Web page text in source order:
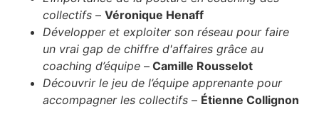
collectifs – Véronique Henaff
Développer et exploiter son réseau pour faire
un vrai gap de chiffre d'affaires grâce au
coaching d’équipe – Camille Rousselot
Découvrir le jeu de l’équipe apprenante pour
accompagner les collectifs – Étienne Collignon